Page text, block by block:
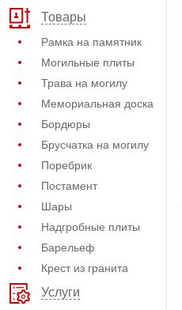
Товары
Рамка на памятник
Могильные плиты
Трава на могилу
Мемориальная доска
Бордюры
Брусчатка на могилу
Поребрик
Постамент
Шары
Надгробные плиты
Барельеф
Крест из гранита
Услуги